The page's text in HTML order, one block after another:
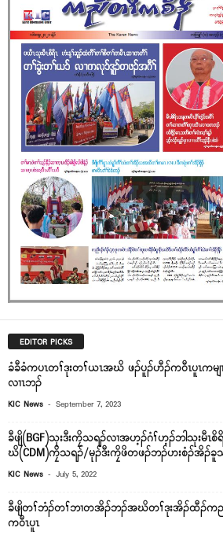
EDITOR PICKS
ခံခီခံကပၤတၢ်ဒုးတၢ်ယၤအဃိ ဖၣ်ပူၣ်ဟီၣ်က၀ီၤပူၤကမျ
လၢၤဘၣ်
KIC News - September 7, 2023
ခီဖျိ(BGF)သုးဒီးကၠိသရၣ်လၢအဟ့ၣ်ဂံၢ်ဟ့ၣ်ဘါသုးမီ
ဃိ(CDM)ကၠိသရၣ်/မုၣ်ဒီးကၠိဖိတဖၣ်ဘၣ်ဟးစံၣ်အိၣ်ခူ
KIC News - July 5, 2022
ခီဖျိတၢ်ဘံၣ်တၢ်ဘၢတအိၣ်ဘၣ်အဃိတၢ်ဒုးအိၣ်ထီၣ်ကညီ
က၀ီၤပူၤ